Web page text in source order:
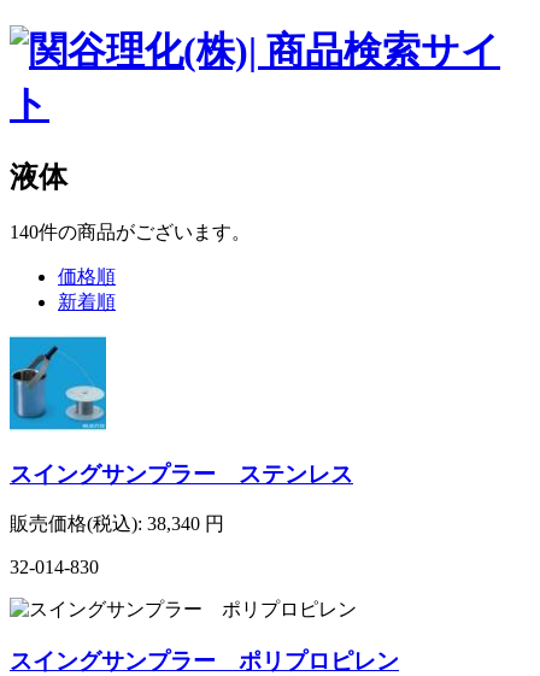
液体
140件の商品がございます。
価格順
新着順
スイングサンプラー ステンレス
販売価格(税込): 38,340 円
32-014-830
スイングサンプラー ポリプロピレン